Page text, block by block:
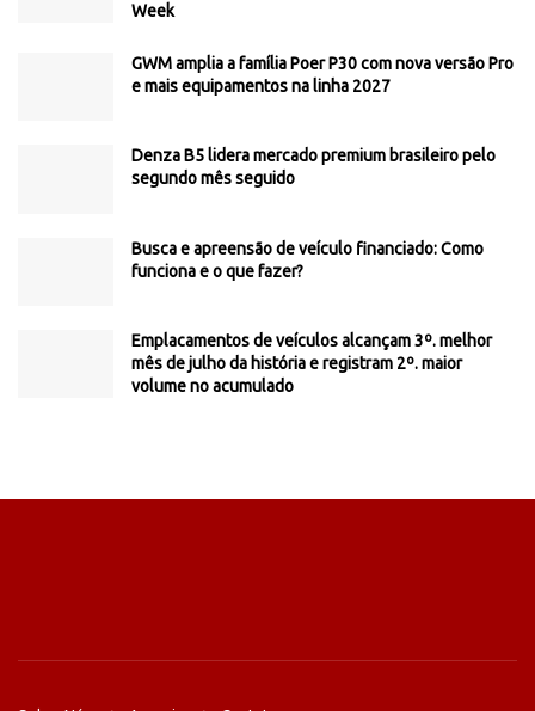
Week
GWM amplia a família Poer P30 com nova versão Pro
e mais equipamentos na linha 2027
Denza B5 lidera mercado premium brasileiro pelo
segundo mês seguido
Busca e apreensão de veículo financiado: Como
funciona e o que fazer?
Emplacamentos de veículos alcançam 3º. melhor
mês de julho da história e registram 2º. maior
volume no acumulado